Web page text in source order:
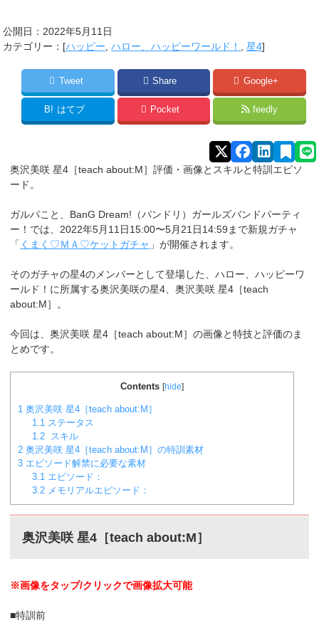
公開日： 2022年5月11日
カテゴリー：[ハッピー ,ハロー、ハッピーワールド！ ,星4]
Tweet Share Google+
B! はてブ Pocket feedly
奥沢美咲 星4［teach about:M］評価・画像とスキルと特訓エピソ
ード。
ガルパこと、BanG Dream!（バンドリ）ガールズバンドパーティ
ー！では、2022年5月11日15:00〜5月21日14:59まで新規ガチャ
「 くまく♡ＭＡ♡ケットガチャ 」が開催されます。
そのガチャの星4のメンバーとして登場した、ハロー、ハッピーワ
ールド！に所属する奥沢美咲の星4、奥沢美咲 星4［teach
about:M］。
今回は、奥沢美咲 星4［teach about:M］の画像と特技と評価のま
とめです。
Contents [hide]
1 奥沢美咲 星4［teach about:M］
1.1 ステータス
1.2 スキル
2 奥沢美咲 星4［teach about:M］の特訓素材
3 エピソード解禁に必要な素材
3.1 エピソード：
3.2 メモリアルエピソード：
奥沢美咲 星4［teach about:M］
※画像をタップ/クリックで画像拡大可能
■特訓前